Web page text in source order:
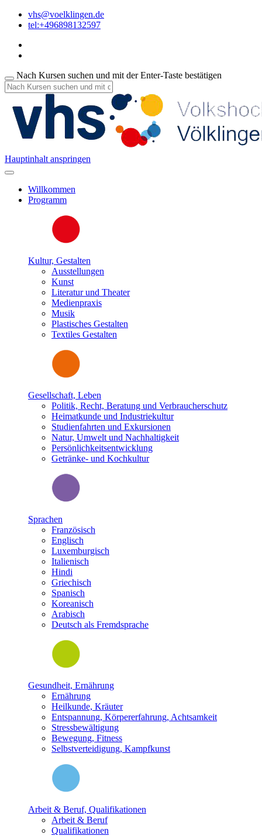
vhs@voelklingen.de
tel:+496898132597
Nach Kursen suchen und mit der Enter-Taste bestätigen
Hauptinhalt anspringen
Willkommen
Programm
Kultur, Gestalten
Ausstellungen
Kunst
Literatur und Theater
Medienpraxis
Musik
Plastisches Gestalten
Textiles Gestalten
Gesellschaft, Leben
Politik, Recht, Beratung und Verbraucherschutz
Heimatkunde und Industriekultur
Studienfahrten und Exkursionen
Natur, Umwelt und Nachhaltigkeit
Persönlichkeitsentwicklung
Getränke- und Kochkultur
Sprachen
Französisch
Englisch
Luxemburgisch
Italienisch
Hindi
Griechisch
Spanisch
Koreanisch
Arabisch
Deutsch als Fremdsprache
Gesundheit, Ernährung
Ernährung
Heilkunde, Kräuter
Entspannung, Körpererfahrung, Achtsamkeit
Stressbewältigung
Bewegung, Fitness
Selbstverteidigung, Kampfkunst
Arbeit & Beruf, Qualifikationen
Arbeit & Beruf
Qualifikationen